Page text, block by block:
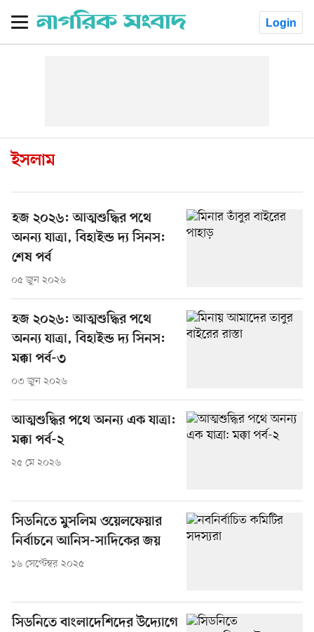
Login
ইসলাম
হজ ২০২৬: আত্মশুদ্ধির পথে
অনন্য যাত্রা, বিহাইন্ড দ্য সিনস:
শেষ পর্ব
০৫ জুন ২০২৬
হজ ২০২৬: আত্মশুদ্ধির পথে
অনন্য যাত্রা, বিহাইন্ড দ্য সিনস:
মক্কা পর্ব-৩
০৩ জুন ২০২৬
আত্মশুদ্ধির পথে অনন্য এক যাত্রা:
মক্কা পর্ব-২
২৫ মে ২০২৬
সিডনিতে মুসলিম ওয়েলফেয়ার
নির্বাচনে আনিস-সাদিকের জয়
১৬ সেপ্টেম্বর ২০২৫
সিডনিতে বাংলাদেশিদের উদ্যোগে